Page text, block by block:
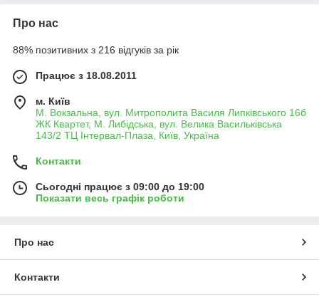
Про нас
88% позитивних з 216 відгуків за рік
Працює з 18.08.2011
м. Київ
М. Вокзальна, вул. Митрополита Василя Липківського 16б
ЖК Квартет, М. Либідська, вул. Велика Васильківська
143/2 ТЦ Інтервал-Плаза, Київ, Україна
Контакти
Сьогодні працює з 09:00 до 19:00
Показати весь графік роботи
Про нас
Контакти